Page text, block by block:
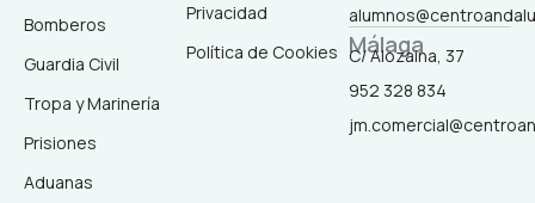
- m
Bomberos
Guardia Civil
Tropa y Marinería
Prisiones
Aduanas
Privacidad
Política de Cookies Málaga
C/ Alozaina, 37
952 328 834